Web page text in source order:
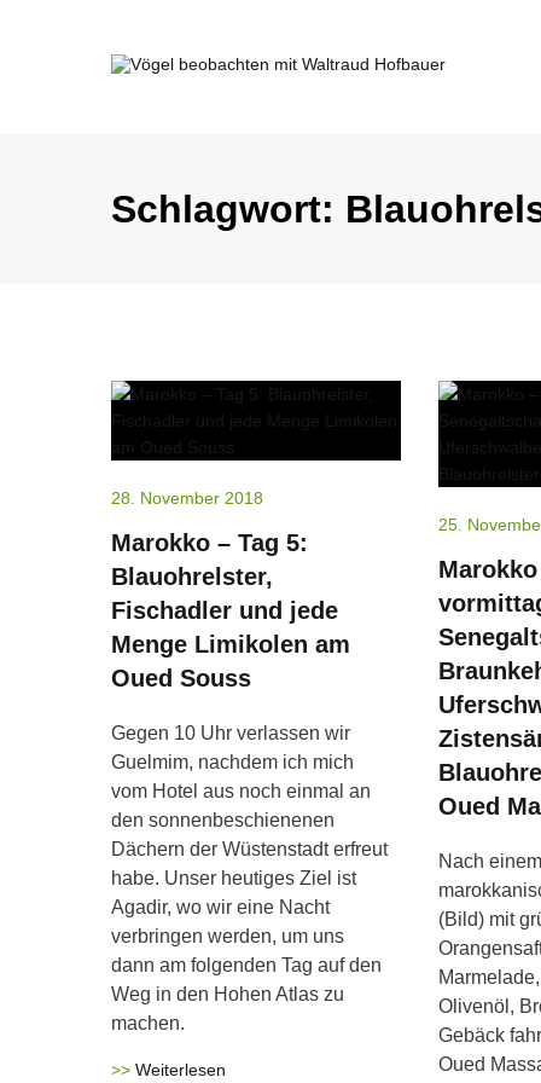
Schlagwort:
28. November 2018
Marokko – Tag 5:
Blauohrelster,
Fischadler und jede
Menge Limikolen am
Oued Souss
Gegen 10 Uhr verlassen wir
Guelmim, nachdem ich mich
vom Hotel aus noch einmal an
den sonnenbeschienenen
Dächern der Wüstenstadt erfreut
habe. Unser heutiges Ziel ist
Agadir, wo wir eine Nacht
verbringen werden, um uns
dann am folgenden Tag auf den
Weg in den Hohen Atlas zu
machen.
Weiterlesen
25.
Oued
Nach
(Bild) mit
Olivenöl,
Gebäck
Oued